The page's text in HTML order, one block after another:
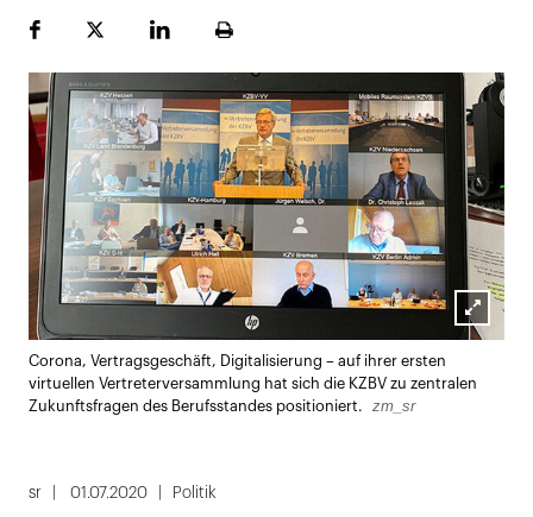
FacebookPlattformLinekdInSeite
Lightbox
Corona, Vertragsgeschäft, Digitalisierung – auf ihrer ersten
virtuellen Vertreterversammlung hat sich die KZBV zu zentralen
Zukunftsfragen des Berufsstandes positioniert.
zm_sr
sr 01.07.2020 Politik